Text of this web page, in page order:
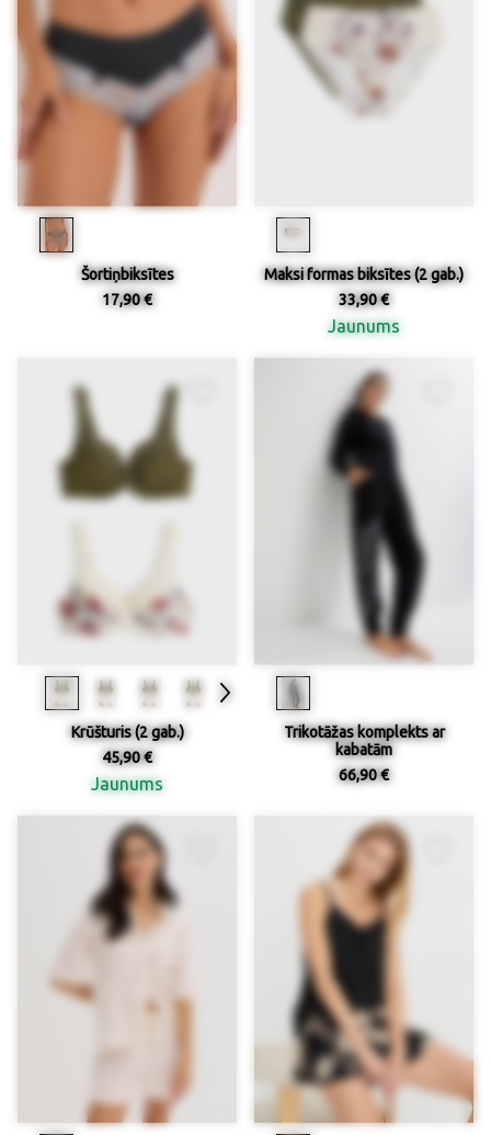
Šortiņbiksītes
17,90 €
Maksi formas biksītes (2 gab.)
33,90 €
Jaunums
Krūšturis (2 gab.)
45,90 €
Jaunums
Trikotāžas komplekts ar
kabatām
66,90 €